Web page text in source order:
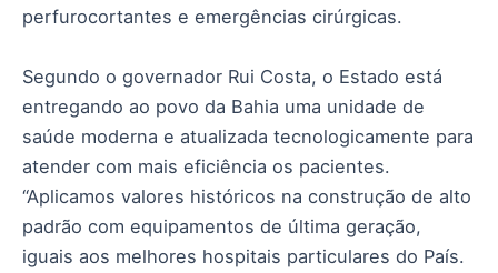
perfurocortantes e emergências cirúrgicas.
Segundo o governador Rui Costa, o Estado está
entregando ao povo da Bahia uma unidade de
saúde moderna e atualizada tecnologicamente para
atender com mais eficiência os pacientes.
“Aplicamos valores históricos na construção de alto
padrão com equipamentos de última geração,
iguais aos melhores hospitais particulares do País.